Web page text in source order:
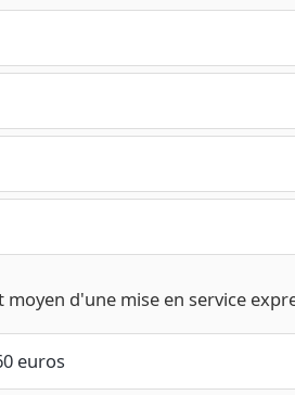
moyen d'une mise en service
euros